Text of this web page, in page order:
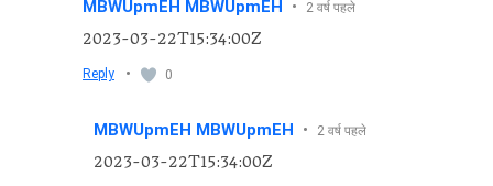
MBWUpmEH MBWUpmEH • 2 वर्ष पहले
2023-03-22T15:34:00Z
Reply • 0
MBWUpmEH MBWUpmEH • 2 वर्ष पहले
2023-03-22T15:34:00Z